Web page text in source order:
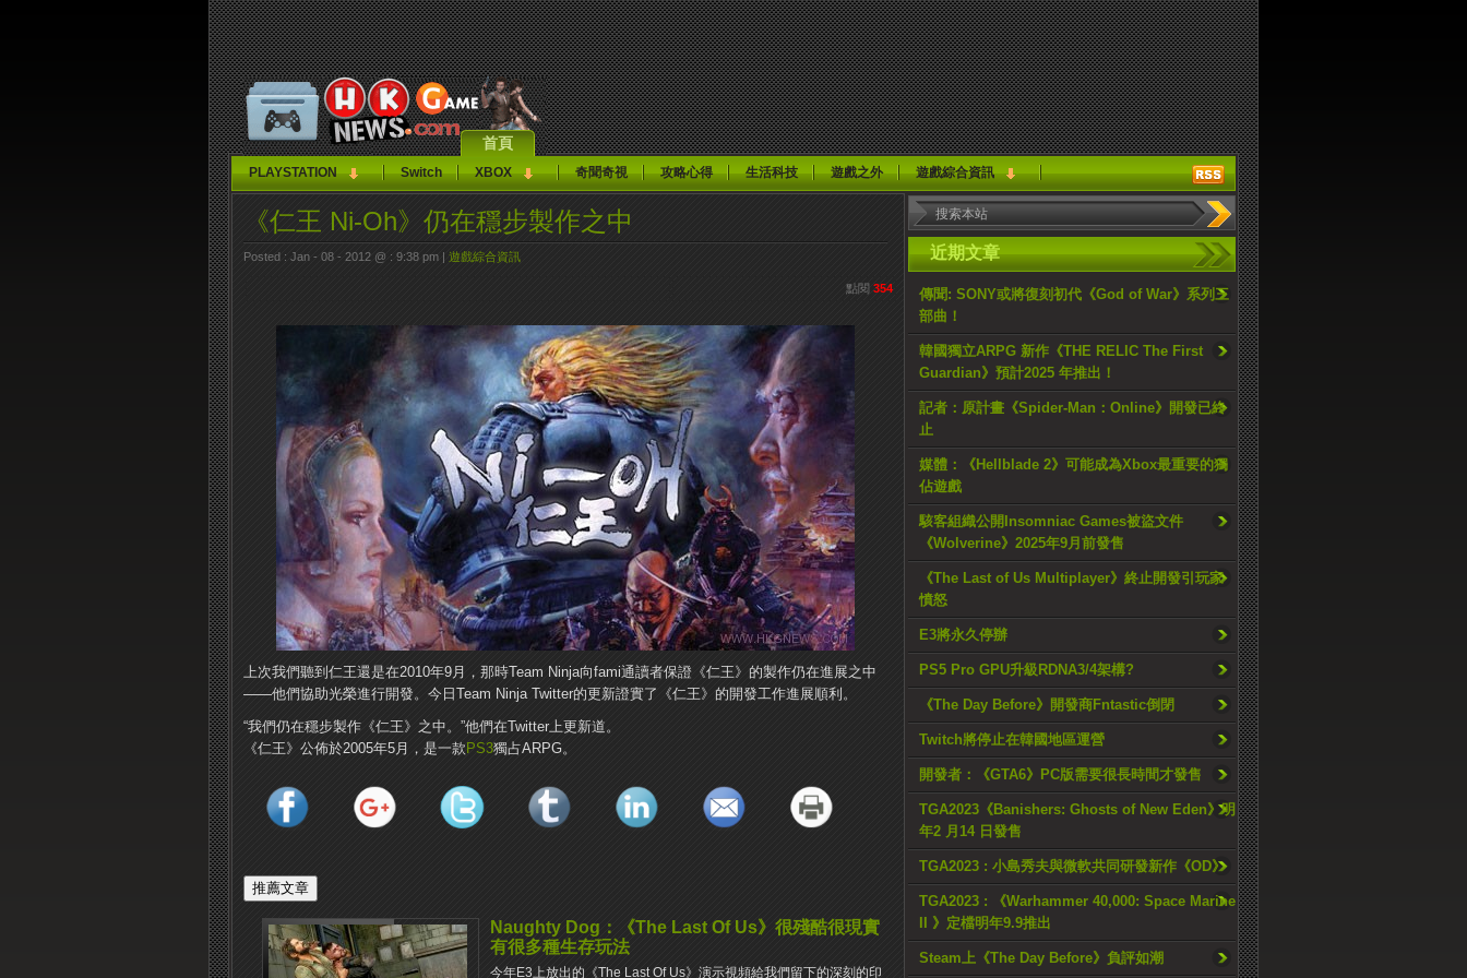
首頁
PLAYSTATION Switch XBOX 奇聞奇視 攻略心得 生活科技 遊戲之外 遊戲綜合資訊
近期文章
傳聞: SONY或將復刻初代《God of War》系列三
部曲！
韓國獨立ARPG 新作《THE RELIC The First
Guardian》預計2025 年推出！
記者：原計畫《Spider-Man：Online》開發已終
止
媒體：《Hellblade 2》可能成為Xbox最重要的獨
佔遊戲
駭客組織公開Insomniac Games被盜文件
《Wolverine》2025年9月前發售
《The Last of Us Multiplayer》終止開發引玩家
憤怒
E3將永久停辦
PS5 Pro GPU升級RDNA3/4架構?
《The Day Before》開發商Fntastic倒閉
Twitch將停止在韓國地區運營
開發者：《GTA6》PC版需要很長時間才發售
TGA2023《Banishers: Ghosts of New Eden》明
年2 月14 日發售
TGA2023 : 小島秀夫與微軟共同研發新作《OD》
TGA2023 : 《Warhammer 40,000: Space Marine
II 》定檔明年9.9推出
Steam上《The Day Before》負評如潮
《仁王 Ni-Oh》仍在穩步製作之中
Posted : Jan - 08 - 2012 @ : 9:38 pm | 遊戲綜合資訊
點閱 354
上次我們聽到仁王還是在2010年9月，那時Team Ninja向fami通讀者保證《仁王》的製作仍在進展之中
——他們協助光榮進行開發。今日Team Ninja Twitter的更新證實了《仁王》的開發工作進展順利。
“我們仍在穩步製作《仁王》之中。”他們在Twitter上更新道。
《仁王》公佈於2005年5月，是一款 PS3獨占ARPG。
Naughty Dog：《The Last Of Us》很殘酷很現實
有很多種生存玩法
今年E3上放出的《The Last Of Us》演示視頻給我們留下的深刻的印